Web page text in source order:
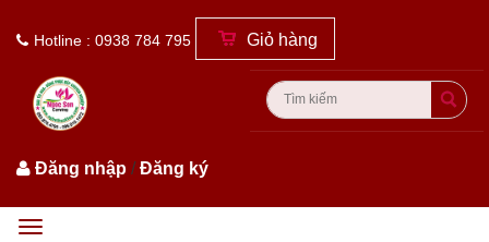
Hotline : 0938 784 795 Giỏ hàng
Đăng nhập /Đăng ký
Menu